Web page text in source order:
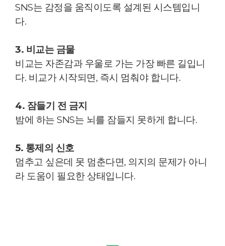
SNS는 감정을 움직이도록 설계된 시스템입니
다.
3. 비교는 금물
비교는 자존감과 우울로 가는 가장 빠른 길입니
다. 비교가 시작되면, 즉시 멈춰야 합니다.
4. 잠들기 전 금지
밤에 하는 SNS는 뇌를 잠들지 못하게 합니다.
5. 통제의 신호
멈추고 싶은데 못 멈춘다면, 의지의 문제가 아니
라 도움이 필요한 상태입니다.